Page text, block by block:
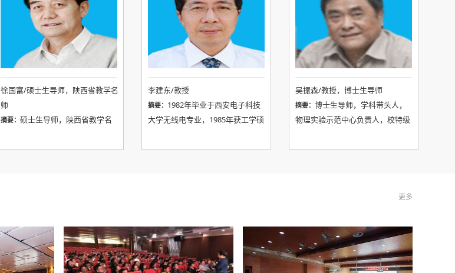
徐国富/硕士生导师，陕西省教学名
师
摘要： 硕士生导师，陕西省教学名
县，1979年毕业于西安体育学院，
员会副主任委员，陕西省大学生体
协副主席，中国学生健美操艺术体
操协会副秘书长，陕西省健美操艺
李建东/教授
摘要： 1982年毕业于西安电子科技
大学无线电专业，1985年获工学硕
1997年9月任西安电子科技大学通
论及关键技术国家重点实验室主
任，2012年6月任西安电子科技大
学党委常委、副校长，2019年5月
吴振森/教授，博士生导师
摘要： 博士生导师，学科带头人，
物理实验示范中心负责人，校特级
省沙市，1969年7月毕业于西安交
学会会士、电波传播分会副主任委
西省政府参事，曾获电子工业部优
秀教师、陕西省有突出贡献专家、
全国模范教师等荣誉称号。
更多